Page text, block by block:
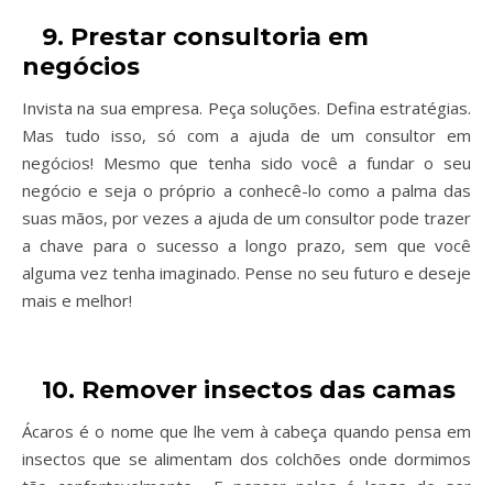
9. Prestar consultoria em
negócios
Invista na sua empresa. Peça soluções. Defina estratégias.
Mas tudo isso, só com a ajuda de um consultor em
negócios! Mesmo que tenha sido você a fundar o seu
negócio e seja o próprio a conhecê-lo como a palma das
suas mãos, por vezes a ajuda de um consultor pode trazer
a chave para o sucesso a longo prazo, sem que você
alguma vez tenha imaginado. Pense no seu futuro e deseje
mais e melhor!
10. Remover insectos das camas
Ácaros é o nome que lhe vem à cabeça quando pensa em
insectos que se alimentam dos colchões onde dormimos